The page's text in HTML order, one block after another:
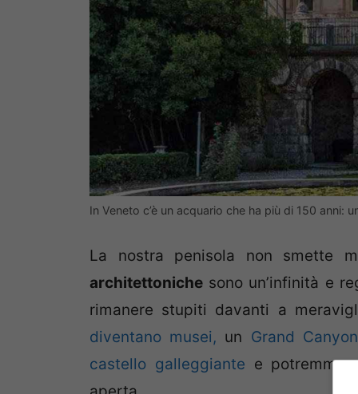
In Veneto c’è un acquario che ha più di 150 anni:
La nostra penisola non smette
architettoniche sono un’infinità e
rimanere stupiti davanti a
diventano musei, un Grand
castello galleggiante e potremmo